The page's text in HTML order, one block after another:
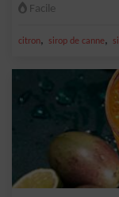
Facile
citron, sirop de canne,